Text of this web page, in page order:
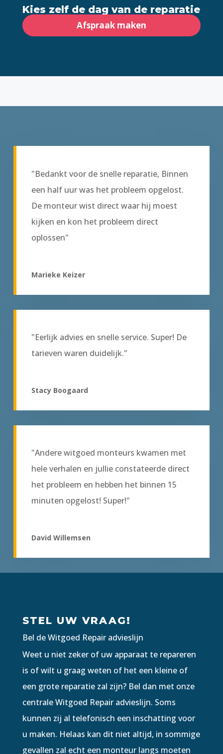
Kies zelf de dag van de reparatie
Afspraak maken
"Bedankt voor de snelle reparatie, Binnen
een half uur was het probleem opgelost.
De monteur wist direct waar hij moest
kijken en kon het probleem direct
oplossen"
Marieke Keizer
"Eerlijk advies en snelle service. Super! De
tarieven waren duidelijk."
Stacy Boogaard
"Andere witgoed monteurs kwamen met
hele verhalen en jullie constateerde direct
het probleem en hebben het binnen 15
minuten opgelost! Super!"
David Willemsen
STEL UW VRAAG!
Bel de Witgoed Repair advieslijn
Weet u niet zeker of uw apparaat te repareren
is of wilt u graag weten of het een kleine of
een grote reparatie zal zijn? Bel dan met onze
centrale Witgoed Repair advieslijn. Soms
kunnen zij al telefonisch een inschatting voor
u maken. Helaas kan dit niet altijd, in sommige
gevallen zal echt een monteur langs moeten